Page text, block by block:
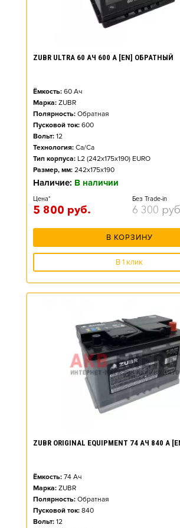
ZUBR ULTRA 60 АЧ 600 А [EN] ОБРАТНЫЙ
Ёмкость: 60 Ач
Марка: ZUBR
Полярность: Обратная
Пусковой ток: 600
Вольт: 12
Технология: Ca/Ca
Тип корпуса: L2 (242x175x190) EURO
Размер, мм: 242x175x190
Наличие: В наличии
Цена*
5 800 руб.
Без Trade-in
6 300
В КОРЗИНУ
В 1 клик
ZUBR ORIGINAL EQUIPMENT 74 АЧ 840 А
Ёмкость: 74 Ач
Марка: ZUBR
Полярность: Обратная
Пусковой ток: 840
Вольт: 12